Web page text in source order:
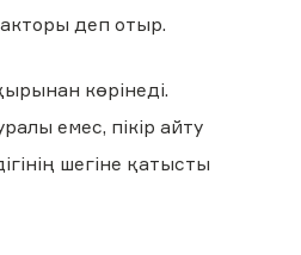
деп отыр.
көрінеді.
емес, пікір айту
шегіне қатысты